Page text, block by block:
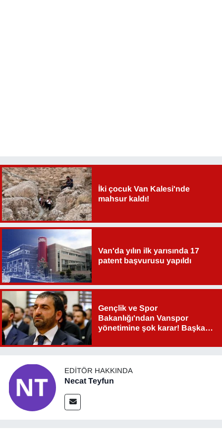
İki çocuk Van Kalesi'nde
mahsur kaldı!
Van'da yılın ilk yarısında 17
patent başvurusu yapıldı
Gençlik ve Spor
Bakanlığı'ndan Vanspor
yönetimine şok karar! Başkan
EDITÖR HAKKINDA
Necat Teyfun